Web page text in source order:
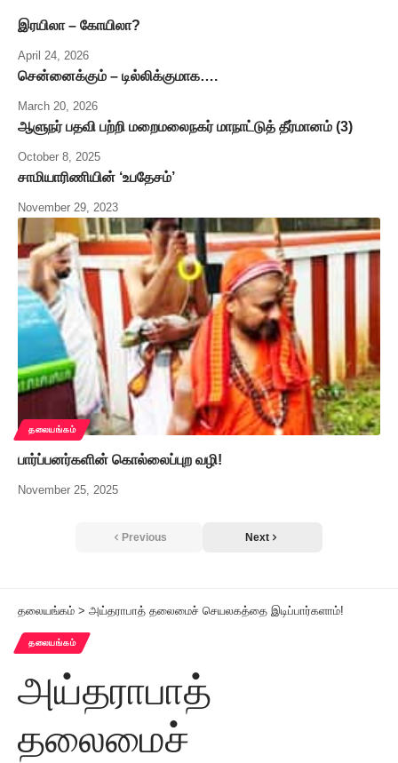
இரயிலா – கோயிலா?
April 24, 2026
சென்னைக்கும் – டில்லிக்குமாக….
March 20, 2026
ஆளுநர் பதவி பற்றி மறைமலைநகர் மாநாட்டுத் தீர்மானம் (3)
October 8, 2025
சாமியாரிணியின் ‘உபதேசம்’
November 29, 2023
தலையங்கம்
பார்ப்பனர்களின் கொல்லைப்புற வழி!
November 25, 2025
Previous Next
தலையங்கம் > அய்தராபாத் தலைமைச் செயலகத்தை இடிப்பார்களாம்!
தலையங்கம்
அய்தராபாத்
தலைமைச்